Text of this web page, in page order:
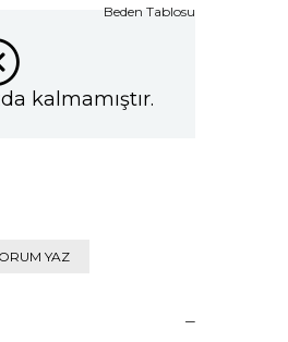
kalmamıştır.
Beden Tablosu
YAZ